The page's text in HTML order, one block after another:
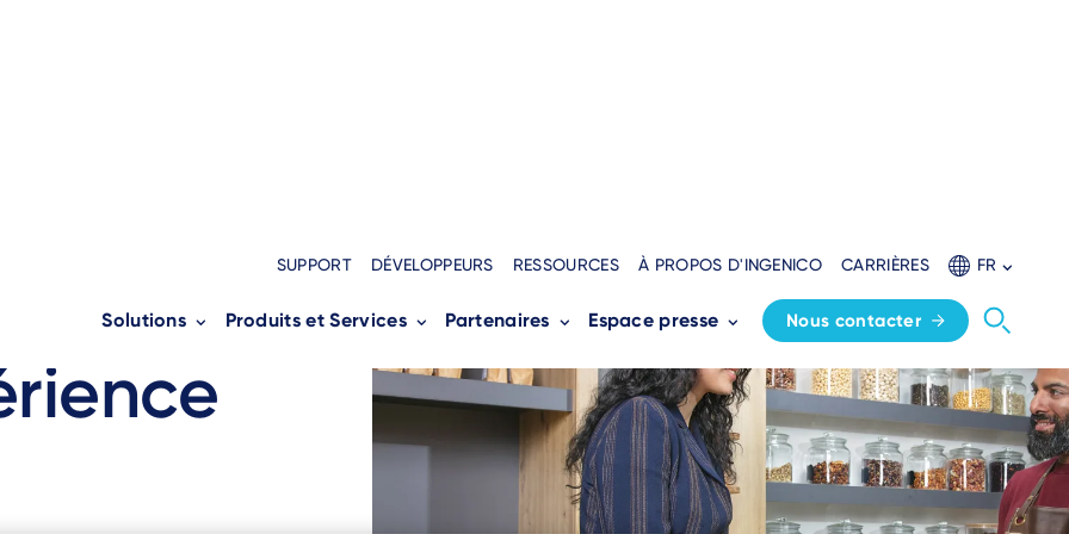
SUPPORT DÉVELOPPEURS RESSOURCES À PROPOS D'INGENICO CARRIÈRES FR
Solutions Produits et Services Partenaires Espace presse Nous contacter